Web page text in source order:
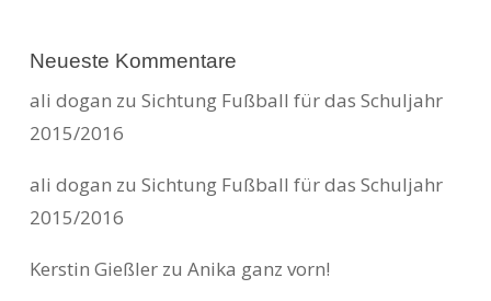
Neueste Kommentare
ali dogan zu Sichtung Fußball für das Schuljahr
2015/2016
ali dogan zu Sichtung Fußball für das Schuljahr
2015/2016
Kerstin Gießlerzu Anika ganz vorn!